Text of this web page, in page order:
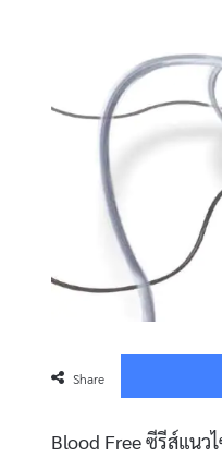
Share
Blood Free ซีรีส์แน